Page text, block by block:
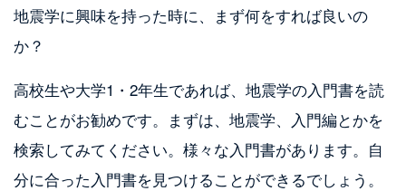
地震学に興味を持った時に、まず何をすれば良いの
か？
高校生や大学1・2年生であれば、地震学の入門書を読
むことがお勧めです。まずは、地震学、入門編とかを
検索してみてください。様々な入門書があります。自
分に合った入門書を見つけることができるでしょう。